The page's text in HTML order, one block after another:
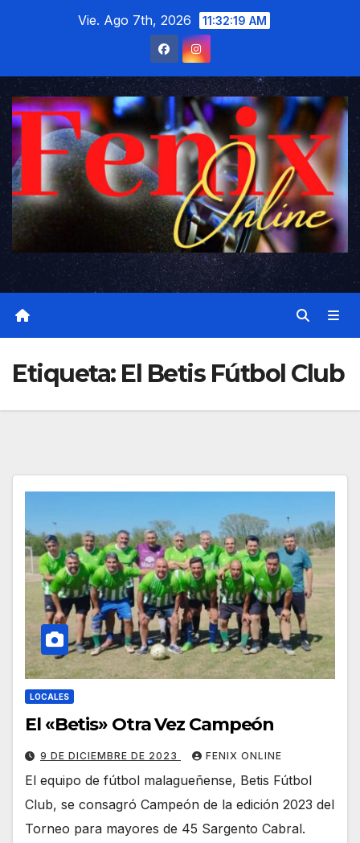
Vie. Ago 7th, 2026 11:32:20 AM
Etiqueta: El Betis Fútbol Club
LOCALES
El «Betis» Otra Vez Campeón
9 DE DICIEMBRE DE 2023 FENIX ONLINE
El equipo de fútbol malagueñense, Betis Fútbol
Club, se consagró Campeón de la edición 2023 del
Torneo para mayores de 45 Sargento Cabral.